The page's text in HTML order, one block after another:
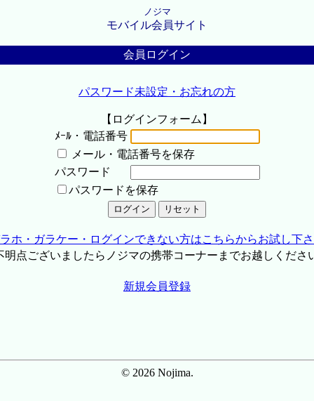
ノジマ
モバイル会員サイト
会員ログイン
パスワード未設定・お忘れの方
【ログインフォーム】
ﾒｰﾙ・電話番号
メール・電話番号を保存
パスワード
パスワードを保存
ホ・ガラケー・ログインできない方はこちらからお試し下
点ございましたらノジマの携帯コーナーまでお越しくださ
新規会員登録
© 2026 Nojima.